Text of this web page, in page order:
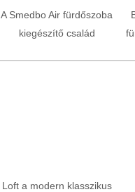
A Smedbo Air fürdőszoba
kiegészítő család
Loft a modern klasszikus